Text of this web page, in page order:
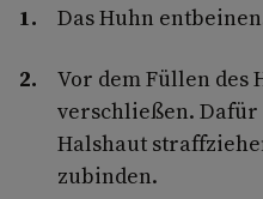
Das Huhn
Vor dem Füllen des
verschließen.
Halshaut
zubinden.